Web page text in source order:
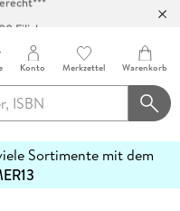
Filialen
Konto Merkzettel Warenkorb
Sortimente mit dem